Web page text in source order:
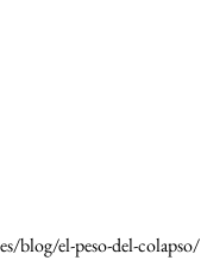
es/blog/el-peso-del-colapso/